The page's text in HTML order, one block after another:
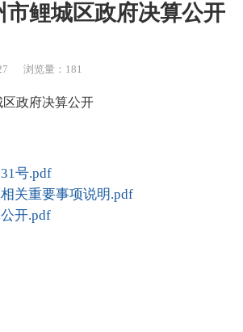
市鲤城区政府决算公开
浏览量： 181
区政府决算公开
号.pdf
关重要事项说明.pdf
开.pdf